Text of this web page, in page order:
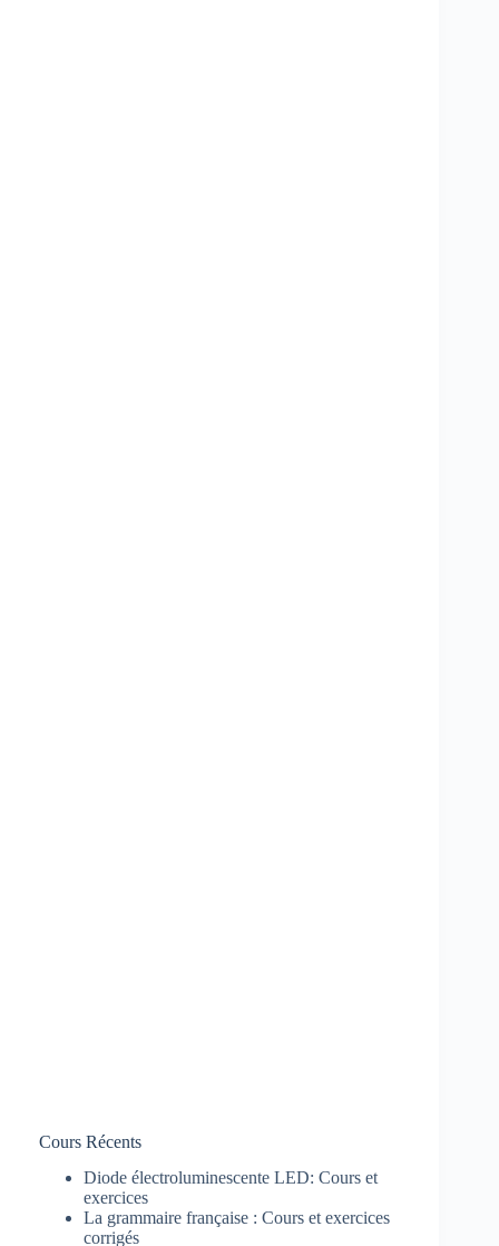
Cours Récents
Diode électroluminescente LED: Cours et
exercices
La grammaire française : Cours et exercices
corrigés